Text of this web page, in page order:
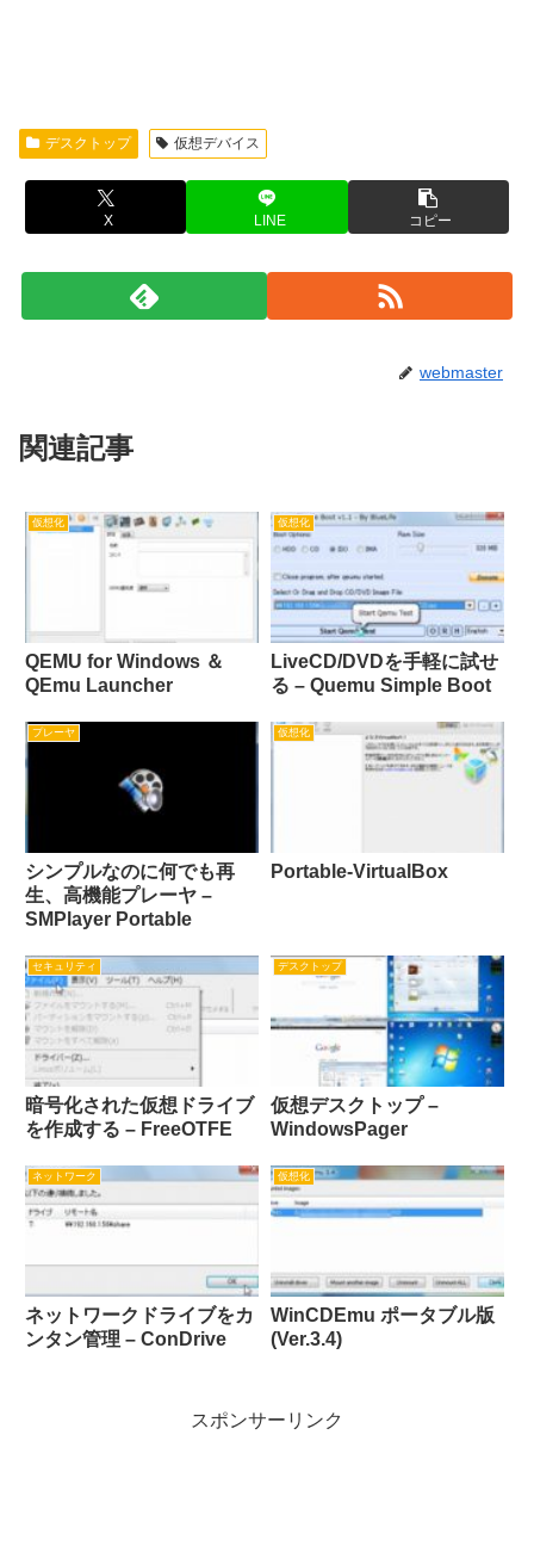
デスクトップ 仮想デバイス
X LINE コピー
webmaster
関連記事
仮想化
QEMU for Windows ＆
QEmu Launcher
仮想化
LiveCD/DVDを手軽に試せ
る – Quemu Simple Boot
プレーヤ
シンプルなのに何でも再
生、高機能プレーヤ –
SMPlayer Portable
仮想化
Portable-VirtualBox
セキュリティ
暗号化された仮想ドライブ
を作成する – FreeOTFE
デスクトップ
仮想デスクトップ –
WindowsPager
ネットワーク
ネットワークドライブをカ
ンタン管理 – ConDrive
仮想化
WinCDEmu ポータブル版
(Ver.3.4)
スポンサーリンク